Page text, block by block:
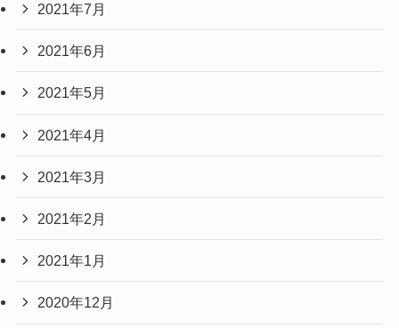
2021年7月
2021年6月
2021年5月
2021年4月
2021年3月
2021年2月
2021年1月
2020年12月